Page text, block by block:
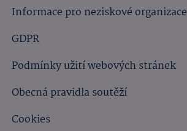
Informace pro neziskové organizace
GDPR
Podmínky užití webových stránek
Obecná pravidla soutěží
Cookies